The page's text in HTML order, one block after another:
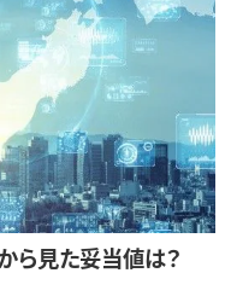
ら見た妥当値は？